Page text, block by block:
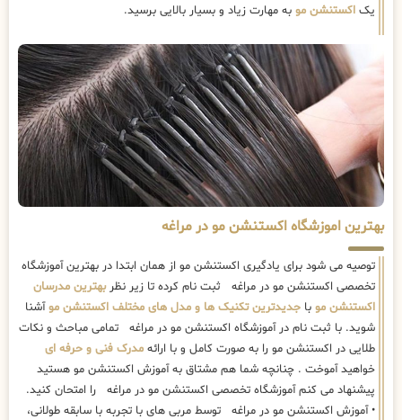
یک اکستنشن مو به مهارت زیاد و بسیار بالایی برسید.
بهترین اموزشگاه اکستنشن مو در مراغه
توصیه می شود برای یادگیری اکستنشن مو از همان ابتدا در بهترین آموزشگاه
تخصصی اکستنشن مو در مراغه ثبت نام کرده تا زیر نظربهترین مدرسان
اکستنشن مو با جدیدترین تکنیک ها و مدل های مختلف اکستنشن موآشنا
شوید. با ثبت نام در آموزشگاه اکستنشن مو در مراغه تمامی مباحث و نکات
طلایی در اکستنشن مو را به صورت کامل و با ارائه مدرک فنی و حرفه ای
خواهید آموخت . چنانچه شما هم مشتاق به آموزش اکستنشن مو هستید
پیشنهاد می کنم آموزشگاه تخصصی اکستنشن مو در مراغه را امتحان کنید.
• آموزش اکستنشن مو در مراغه توسط مربی های با تجربه با سابقه طولانی،